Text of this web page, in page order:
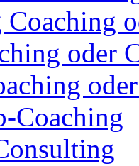
oder
Coaching